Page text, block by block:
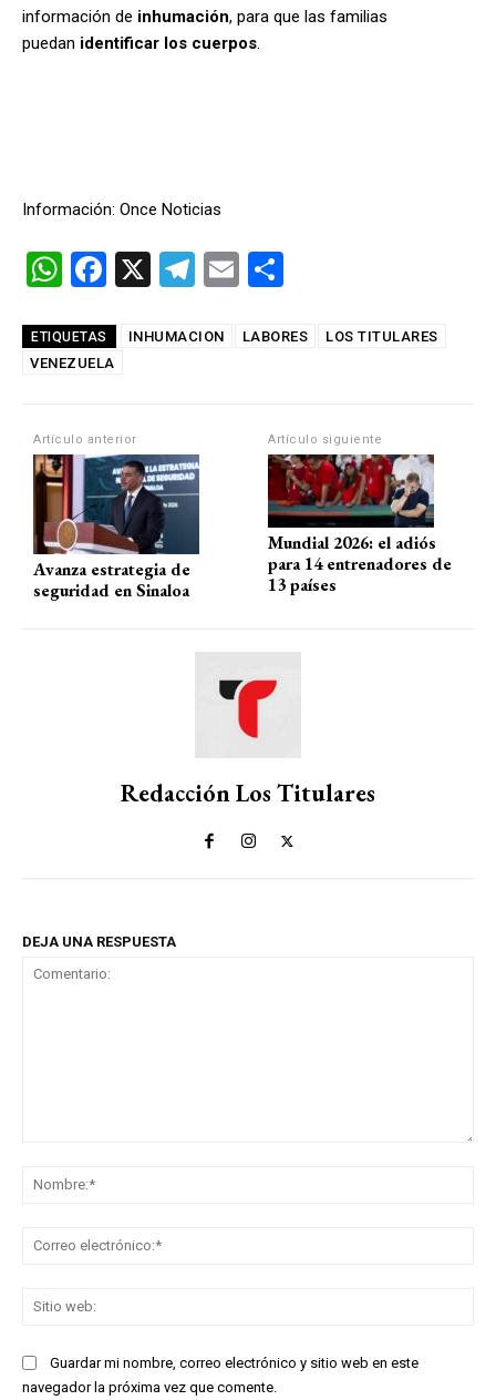
información de inhumación, para que las familias
puedan identificar los cuerpos.
Información: Once Noticias
W
at
s
p
p
F
ce
b
o
k
X
T
e
m
E
ail m
tir
ETIQUETAS INHUMACION LABORES
LOS TITULARES
VENEZUELA
Artículo anterior
Avanza estrategia de
seguridad en Sinaloa
Artículo siguiente
Mundial 2026: el adiós
para 14 entrenadores de
13 países
Redacción Los Titulares
DEJA UNA RESPUESTA
Guardar mi nombre, correo electrónico y sitio web en este
navegador la próxima vez que comente.